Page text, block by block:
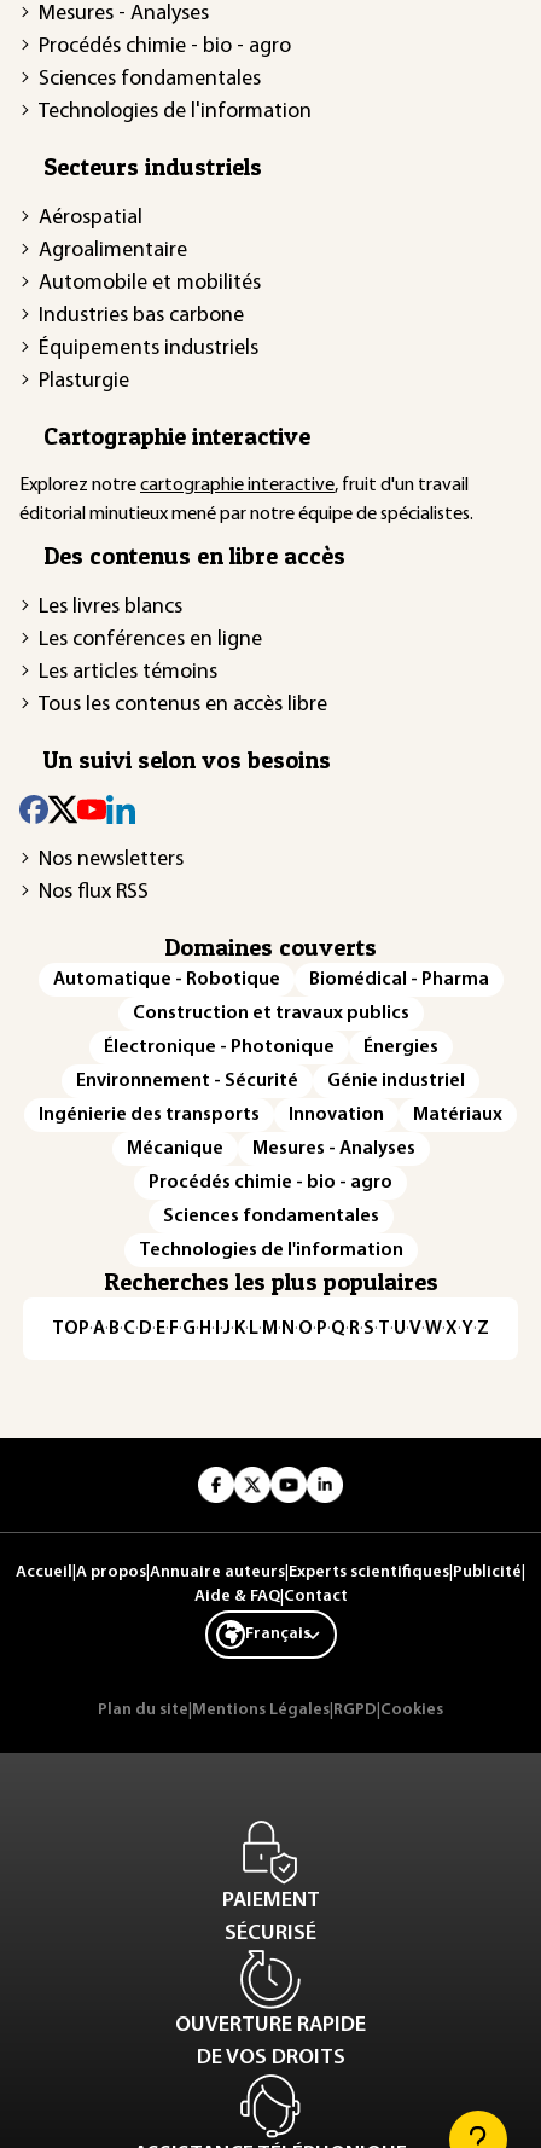
Mesures - Analyses
Procédés chimie - bio - agro
Sciences fondamentales
Technologies de l'information
Secteurs industriels
Aérospatial
Agroalimentaire
Automobile et mobilités
Industries bas carbone
Équipements industriels
Plasturgie
Cartographie interactive
Explorez notrecartographie interactive, fruit d'un travail
éditorial minutieux mené par notre équipe de spécialistes.
Des contenus en libre accès
Les livres blancs
Les conférences en ligne
Les articles témoins
Tous les contenus en accès libre
Un suivi selon vos besoins
Nos newsletters
Nos flux RSS
Domaines couverts
Automatique - Robotique
Biomédical - Pharma
Construction et travaux publics
Électronique - Photonique
Énergies
Environnement - Sécurité
Génie industriel
Ingénierie des transports
Innovation
Matériaux
Mécanique
Mesures - Analyses
Procédés chimie - bio - agro
Sciences fondamentales
Technologies de l'information
Recherches les plus populaires
TOP·A·B·C· D· E· F·G· H · ·J· K· L· M · N ·O· P·Q· R·S·T·U·V·W·X·Y·Z
Accueil A propos Annuaire auteurs Experts scientifiques Publicité
Aide & FAQ| Contact
Français
Plan du site Mentions Légales RGPD Cookies
PAIEMENT
SÉCURISÉ
OUVERTURE RAPIDE
DE VOS DROITS